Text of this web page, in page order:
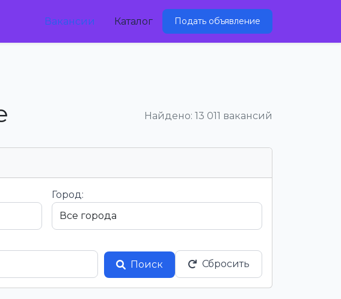
Вакансии Каталог Подать объявление
Найдено: 13 011 вакансий
Город:
Поиск
Сбросить